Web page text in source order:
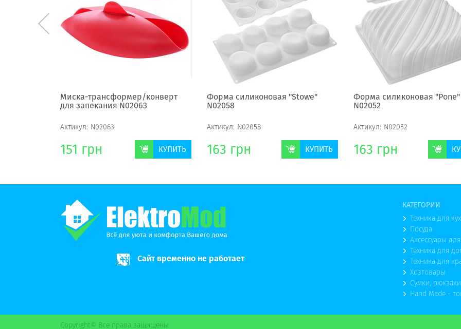
Миска-трансформер/конверт
для запекания N02063
Актикул: N02063
151 грн КУПИТЬ
Форма силиконовая "Stowe"
N02058
Актикул: N02058
163 грн КУПИТЬ
Форма силиконовая "Pone"
N02052
Актикул: N02052
163 грн
Сайт временно не работает
КАТЕГОРИИ
Техника для
Посуда
Аксессуары
Техника для
Техника для
Хозтовары
Сумки, рюкзаки
Hand Made -
Copyright© Все права защищены